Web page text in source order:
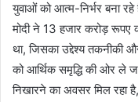
युवाओं को आत्म-निर्भर बना
मोदी ने 13 हजार करोड़ रूपए
था, जिसका उद्देश्य तकनीकी
को आर्थिक समृद्धि की ओर ले
निखारने का अवसर मिल रहा